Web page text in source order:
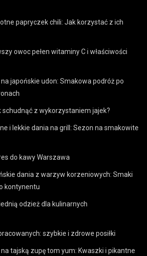
papryczek chili: Jak korzystać z ich
owoc pełen witaminy C i właściwości
japońskie udon: Smakowa podróż po
schudnąć z wykorzystaniem jajek?
i lekkie dania na grill: Sezon na smakowite
do kawy Warszawa
dania z warzyw korzeniowych: Smaki
kontynentu
odzież dla kulinarnych
szybkie i zdrowe posiłki
tajską zupę tom yum: Kwaszki i pikantne